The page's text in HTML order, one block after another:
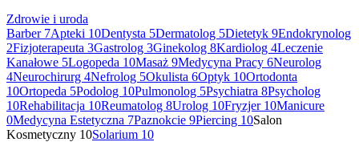
Zdrowie i uroda
Barber 7Apteki 10Dentysta 5Dermatolog 5Dietetyk 9Endokrynolog
2Fizjoterapeuta 3Gastrolog 3Ginekolog 8Kardiolog 4Leczenie
Kanałowe 5Logopeda 10Masaż 9Medycyna Pracy 6Neurolog
4Neurochirurg 4Nefrolog 5Okulista 6Optyk 10Ortodonta
10Ortopeda 5Podolog 10Pulmonolog 5Psychiatra 8Psycholog
10Rehabilitacja 10Reumatolog 8Urolog 10Fryzjer 10Manicure
0Medycyna Estetyczna 7Paznokcie 9Piercing 10Salon
Kosmetyczny 10Solarium 10